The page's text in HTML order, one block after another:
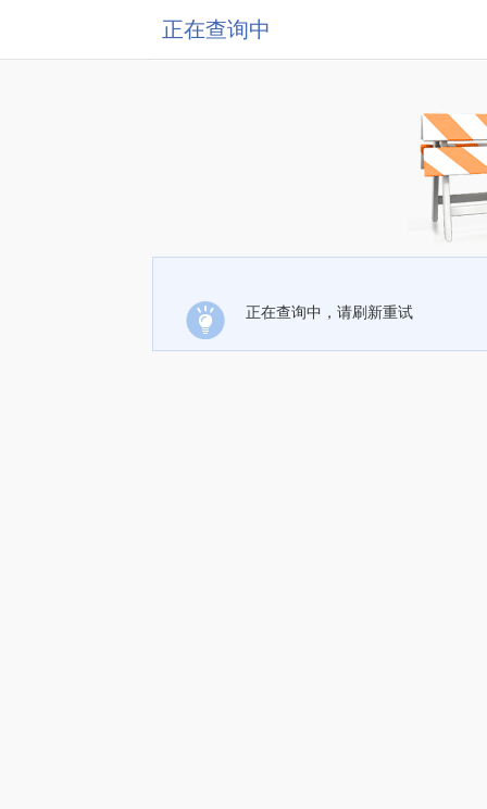
正在查询中
正在查询中，请刷新重试